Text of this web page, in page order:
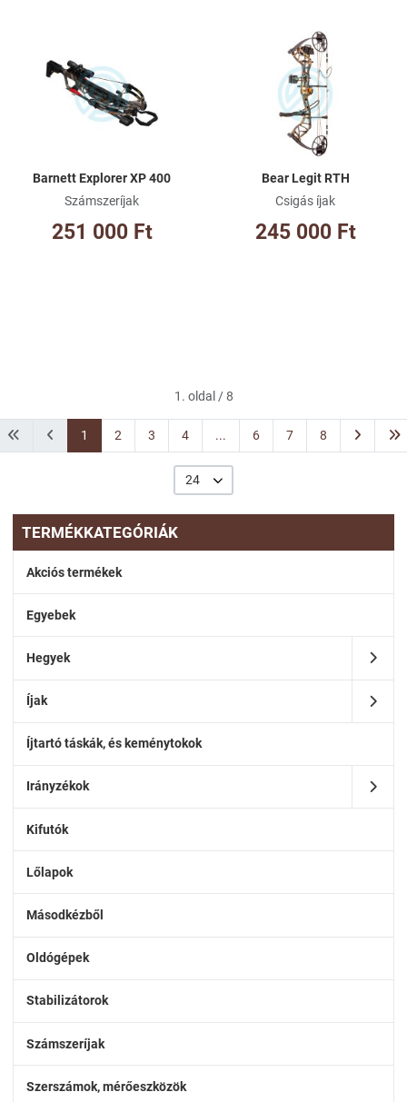
TERMÉKKATEGÓRIÁK
Akciós termékek
Egyebek
Hegyek
Íjak
Íjtartó táskák, és keménytokok
Irányzékok
Kifutók
Lőlapok
Másodkézből
Oldógépek
Stabilizátorok
Számszeríjak
Szerszámok, mérőeszközök
Kívánságlistához adom
Összehasonlításhoz adom
Barnett Explorer XP 400
Számszeríjak
251 000 Ft
Bear Legit RTH
Csigás íjak
245 000 Ft
1. oldal / 8
1 2 3 4 ... 6 7 8
24